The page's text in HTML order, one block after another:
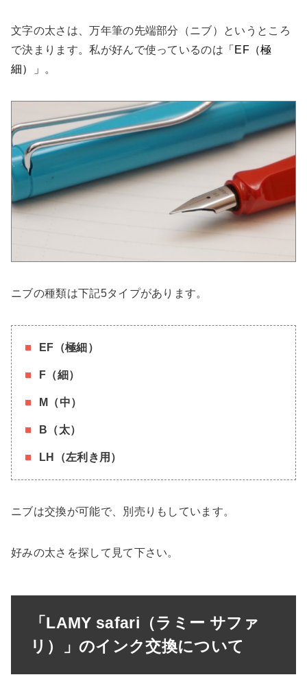
文字の太さは、万年筆の先端部分（ニブ）というところ
で決まります。私が好んで使っているのは 「EF（極
細）」
。
ニブの種類は下記5タイプがあります。
EF（極細）
F（細）
M（中）
B（太）
LH（左利き用）
ニブは交換が可能で、別売りもしています。
好みの太さを探して見て下さい。
「LAMY safari（ラミー サファ
リ）」のインク交換について